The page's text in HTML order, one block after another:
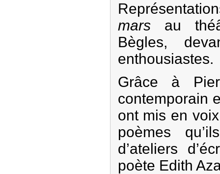
marsau
Bègles,
enthousiastes.
Grâce à
contemporain
ont mis en
poèmes
d’ateliers
poète Edith